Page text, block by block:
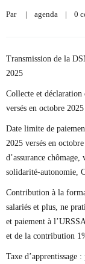
Par | agenda | 0
Transmission de la
2025
Collecte et déclaration
versés en octobre 2025
Date limite de
2025 versés en
d’assurance
solidarité-autonomie,
Contribution à la
salariés et plus, ne
et paiement à
et de la contribution
Taxe d’apprentissage